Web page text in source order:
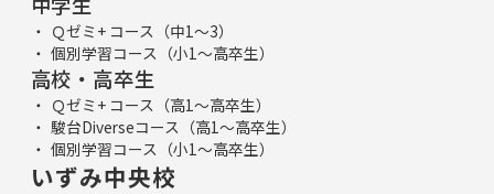
Ｑゼミ+ コース（中1～3）
個別学習コース（小1～高卒生）
高校・高卒生
Ｑゼミ+ コース（高1～高卒生）
駿台Diverseコース（高1～高卒生）
個別学習コース（小1～高卒生）
いずみ中央校